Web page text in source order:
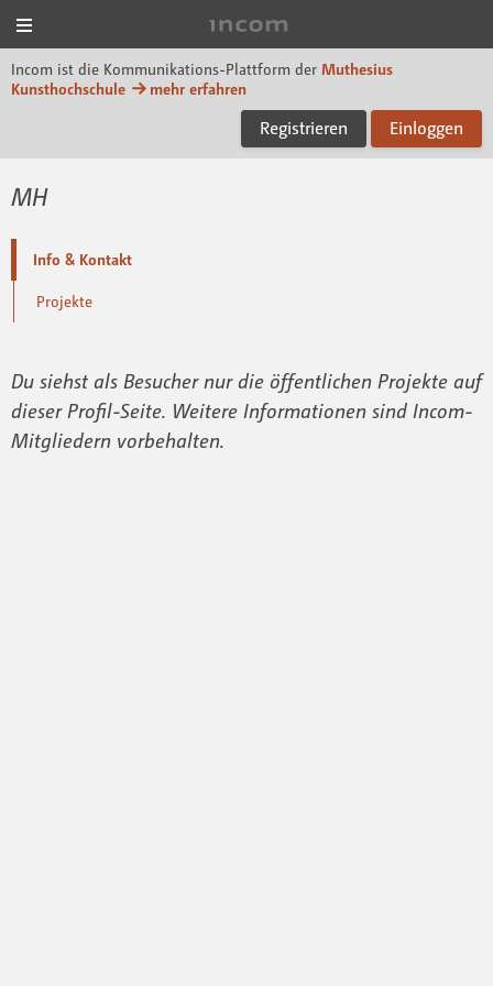
Incom ist die Kommunikations-Plattform der Muthesius
Kunsthochschule
mehr erfahren
Registrieren Einloggen
MH
Info & Kontakt
Projekte
Du siehst als Besucher nur die öffentlichen Projekte auf
dieser Profil-Seite. Weitere Informationen sind Incom-
Mitgliedern vorbehalten.